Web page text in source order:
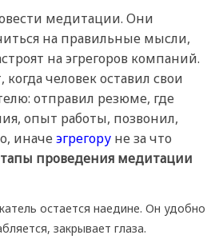
медитации. Они
на правильные мысли,
на эгрегоров компаний.
человек оставил свои
отправил резюме, где
опыт работы, позвонил,
иначеэгрегору не за что
проведения медитации
остается наедине. Он удобно
закрывает глаза.